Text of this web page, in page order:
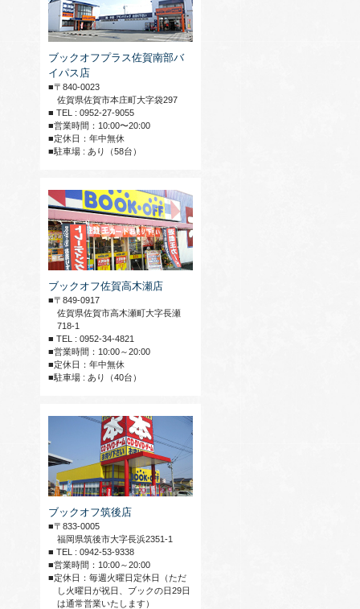
ブックオフプラス佐賀南部バ
イパス店
■〒840-0023
佐賀県佐賀市本庄町大字袋297
■ TEL : 0952-27-9055
■営業時間：10:00〜20:00
■定休日：年中無休
■駐車場 : あり（58台）
ブックオフ佐賀高木瀬店
■〒849-0917
佐賀県佐賀市高木瀬町大字長瀬
718-1
■ TEL : 0952-34-4821
■営業時間：10:00～20:00
■定休日：年中無休
■駐車場 : あり（40台）
ブックオフ筑後店
■〒833-0005
福岡県筑後市大字長浜2351-1
■ TEL : 0942-53-9338
■営業時間：10:00～20:00
■定休日：毎週火曜日定休日（ただ
し火曜日が祝日、ブックの日29日
は通常営業いたします）